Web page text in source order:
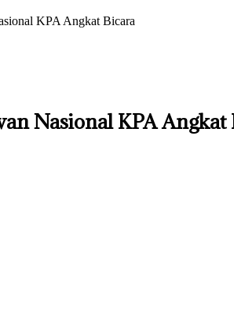
KPA Angkat Bicara
Nasional KPA Angkat